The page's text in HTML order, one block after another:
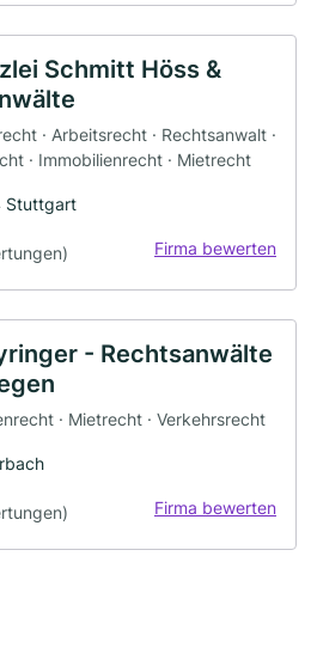
Schmitt Höss &
· Arbeitsrecht · Rechtsanwalt ·
· Immobilienrecht · Mietrecht
Stuttgart
Firma bewerten
- Rechtsanwälte
· Mietrecht · Verkehrsrecht
Firma bewerten